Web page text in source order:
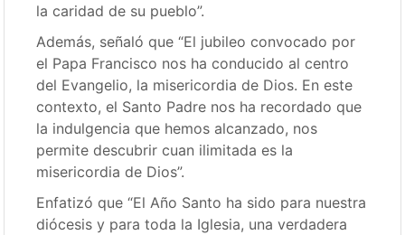
la caridad de su pueblo”.
Además, señaló que “El jubileo convocado por
el Papa Francisco nos ha conducido al centro
del Evangelio, la misericordia de Dios. En este
contexto, el Santo Padre nos ha recordado que
la indulgencia que hemos alcanzado, nos
permite descubrir cuan ilimitada es la
misericordia de Dios”.
Enfatizó que “El Año Santo ha sido para nuestra
diócesis y para toda la Iglesia, una verdadera